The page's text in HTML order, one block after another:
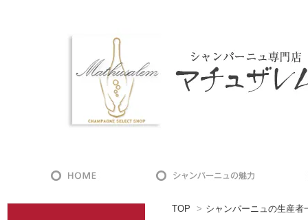
TOP > シャンパーニュの生産者